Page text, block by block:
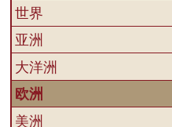
世界
亚洲
大洋洲
欧洲
美洲